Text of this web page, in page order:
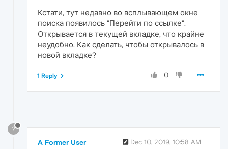
Кстати, тут недавно во всплывающем окне
поиска появилось "Перейти по ссылке".
Открывается в текущей вкладке, что крайне
неудобно. Как сделать, чтобы открывалось в
новой вкладке?
0
1 Reply
?
A Former User Dec 10, 2019, 10:58 AM